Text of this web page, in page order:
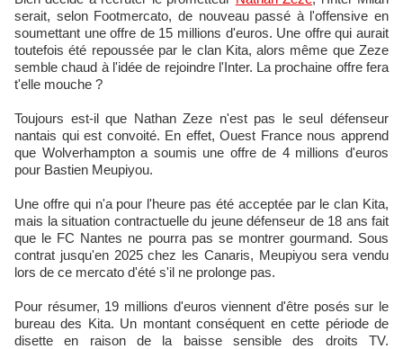
serait, selon Footmercato, de nouveau passé à l'offensive en
soumettant une offre de 15 millions d'euros. Une offre qui aurait
toutefois été repoussée par le clan Kita, alors même que Zeze
semble chaud à l'idée de rejoindre l'Inter. La prochaine offre fera
t'elle mouche ?
Toujours est-il que Nathan Zeze n'est pas le seul défenseur
nantais qui est convoité. En effet, Ouest France nous apprend
que Wolverhampton a soumis une offre de 4 millions d'euros
pour Bastien Meupiyou.
Une offre qui n'a pour l'heure pas été acceptée par le clan Kita,
mais la situation contractuelle du jeune défenseur de 18 ans fait
que le FC Nantes ne pourra pas se montrer gourmand. Sous
contrat jusqu'en 2025 chez les Canaris, Meupiyou sera vendu
lors de ce mercato d'été s'il ne prolonge pas.
Pour résumer, 19 millions d'euros viennent d'être posés sur le
bureau des Kita. Un montant conséquent en cette période de
disette en raison de la baisse sensible des droits TV.